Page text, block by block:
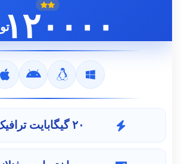
۱۲۰۰۰۰
۲۰ گیگابایت ترافیک